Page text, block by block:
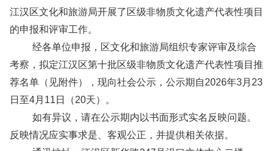
江汉区文化和旅游局开展了区级非物质文化遗产代表性项目
的申报和评审工作。
经各单位申报，区文化和旅游局组织专家评审及综合
考察，拟定江汉区第十批区级非物质文化遗产代表性项目推
荐名单（见附件），现向社会公示，公示期自2026年3月23
日至4月11日（20天）。
如有异议，请在公示期内以书面形式实名反映问题。
反映情况应实事求是、客观公正，并提供相关依据。